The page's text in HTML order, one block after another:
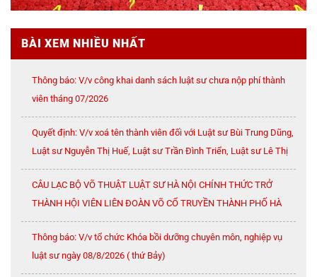
BÀI XEM NHIỀU NHẤT
Thông báo: V/v công khai danh sách luật sư chưa nộp phí thành
viên tháng 07/2026
Quyết định: V/v xoá tên thành viên đối với Luật sư Bùi Trung Dũng,
Luật sư Nguyễn Thị Huế, Luật sư Trần Đình Triển, Luật sư Lê Thị
Oanh
CÂU LẠC BỘ VÕ THUẬT LUẬT SƯ HÀ NỘI CHÍNH THỨC TRỞ
THÀNH HỘI VIÊN LIÊN ĐOÀN VÕ CỔ TRUYỀN THÀNH PHỐ HÀ
NỘI
Thông báo: V/v tổ chức Khóa bồi dưỡng chuyên môn, nghiệp vụ
luật sư ngày 08/8/2026 ( thứ Bảy)